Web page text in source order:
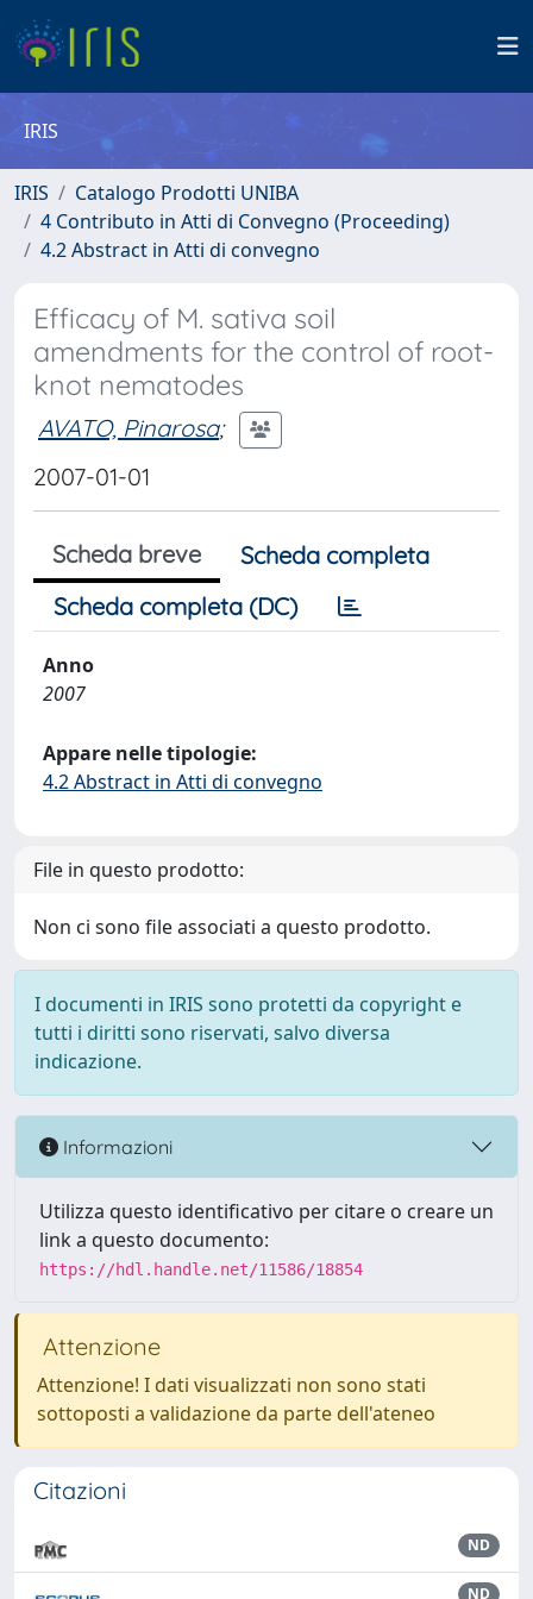
IRIS
IRIS
Catalogo Prodotti UNIBA
4 Contributo in Atti di Convegno (Proceeding)
4.2 Abstract in Atti di convegno
Efficacy of M. sativa soil
amendments for the control of root-
knot nematodes
AVATO, Pinarosa;
2007-01-01
Scheda breve
Scheda completa
Scheda completa (DC)
Anno
2007
Appare nelle tipologie:
4.2 Abstract in Atti di convegno
File in questo prodotto:
Non ci sono file associati a questo prodotto.
I documenti in IRIS sono protetti da copyright e
tutti i diritti sono riservati, salvo diversa
indicazione.
Informazioni
Utilizza questo identificativo per citare o creare un
link a questo documento:
https://hdl.handle.net/11586/18854
Attenzione
Attenzione! I dati visualizzati non sono stati
sottoposti a validazione da parte dell'ateneo
Citazioni
ND
ND